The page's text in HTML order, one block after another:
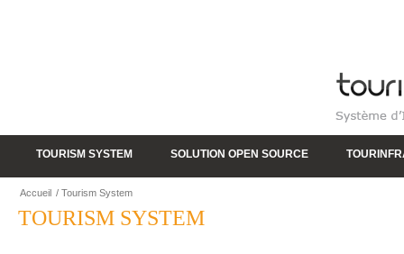
TOURISM SYSTEM SOLUTION OPEN SOURCE
Accueil / Tourism System
TOURISM SYSTEM